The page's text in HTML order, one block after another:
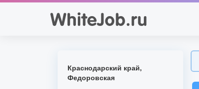
Краснодарский край,
Федоровская